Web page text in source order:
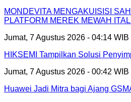
MONDEVITA MENGAKUISISI
PLATFORM MEREK MEWAH
Jumat, 7 Agustus 2026 - 04:14 WIB
HIKSEMI Tampilkan Solusi
Jumat, 7 Agustus 2026 - 00:42 WIB
Huawei Jadi Mitra bagi Ajang